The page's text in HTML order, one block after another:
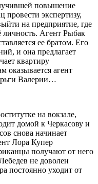
повышение
экспертизу,
на предприятие, где
личность. Агент Рыбак
ее братом. Его
и она предлагает
квартиру
оказывается агент
Валерии…
на вокзале,
домой к Черкасову и
снова начинает
Лора Купер
получают от него
не доволен
постоянно уходит от